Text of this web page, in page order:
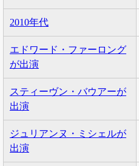
2010年代
エドワード・ファーロング
が出演
スティーヴン・バウアーが
出演
ジュリアンヌ・ミシェルが
出演